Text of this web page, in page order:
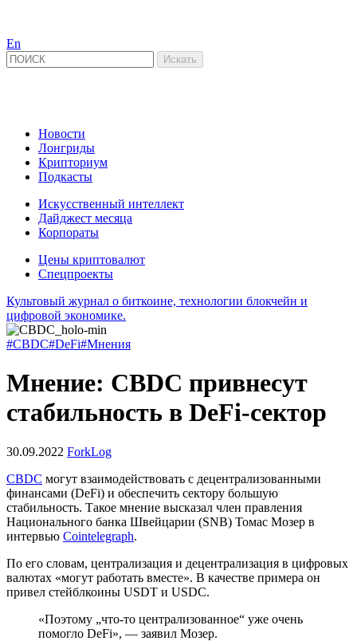
En
Новости
Лонгриды
Крипториум
Подкасты
Искусственный интеллект
Дайджест месяца
Корпораты
Цены криптовалют
Спецпроекты
Культовый журнал о биткоине, технологии блокчейн и
цифровой экономике.
#CBDC#DeFi#Мнения
Мнение: CBDC привнесут
стабильность в DeFi-сектор
30.09.2022 ForkLog
CBDC могут взаимодействовать с децентрализованными
финансами (DeFi) и обеспечить сектору большую
стабильность. Такое мнение высказал член правления
Национального банка Швейцарии (SNB) Томас Мозер в
интервью Cointelegraph.
По его словам, централизация и децентрализация в цифровых
валютах «могут работать вместе». В качестве примера он
привел стейблкоины USDT и USDC.
«Поэтому „что-то централизованное“ уже очень
помогло DeFi», — заявил Мозер.